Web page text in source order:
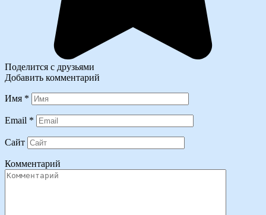
Поделится с друзьями
Добавить комментарий
Имя *
Email *
Сайт
Комментарий